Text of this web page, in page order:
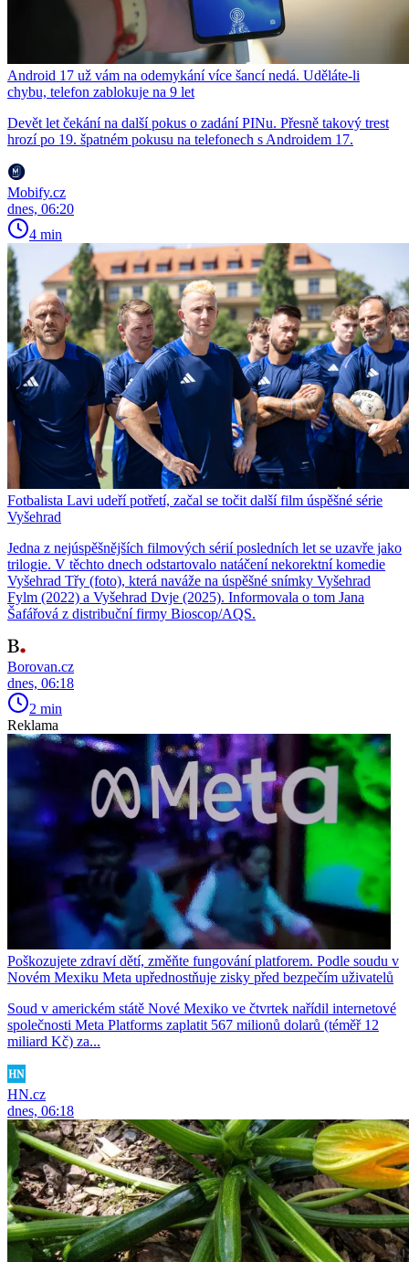
Android 17 už vám na odemykání více šancí nedá. Uděláte-li
chybu, telefon zablokuje na 9 let
Devět let čekání na další pokus o zadání PINu. Přesně takový trest
hrozí po 19. špatném pokusu na telefonech s Androidem 17.
Mobify.cz
dnes, 06:20
4 min
Fotbalista Lavi udeří potřetí, začal se točit další film úspěšné série
Vyšehrad
Jedna z nejúspěšnějších filmových sérií posledních let se uzavře jako
trilogie. V těchto dnech odstartovalo natáčení nekorektní komedie
Vyšehrad Třy (foto), která naváže na úspěšné snímky Vyšehrad
Fylm (2022) a Vyšehrad Dvje (2025). Informovala o tom Jana
Šafářová z distribuční firmy Bioscop/AQS.
Borovan.cz
dnes, 06:18
2 min
Reklama
Poškozujete zdraví dětí, změňte fungování platforem. Podle soudu v
Novém Mexiku Meta upřednostňuje zisky před bezpečím uživatelů
Soud v americkém státě Nové Mexiko ve čtvrtek nařídil internetové
společnosti Meta Platforms zaplatit 567 milionů dolarů (téměř 12
miliard Kč) za...
HN.cz
dnes, 06:18